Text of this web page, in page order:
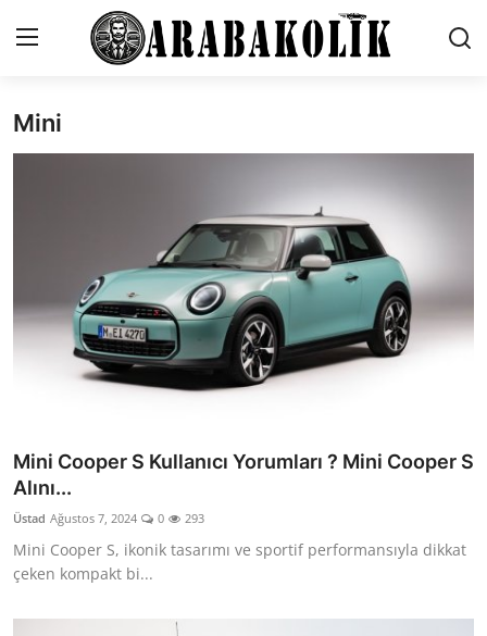
İletişim
Markalar
Öneriler
Paketler
Yağlar
Oto Bilgi
Mini
Mini Cooper S Kullanıcı Yorumları ? Mini Cooper S
Alını...
Üstad Ağustos 7, 2024 0 293
Mini Cooper S, ikonik tasarımı ve sportif performansıyla dikkat
çeken kompakt bi...